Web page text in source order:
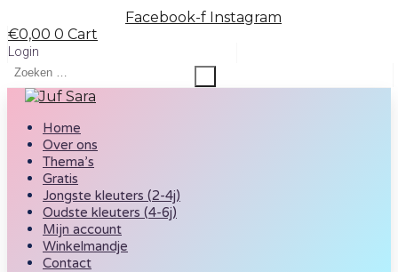
naar
de
inhoud
Facebook-f Instagram
€0,00 0 Cart
Login
Home
Over ons
Thema’s
Gratis
Jongste kleuters (2-4j)
Oudste kleuters (4-6j)
Mijn account
Winkelmandje
Contact